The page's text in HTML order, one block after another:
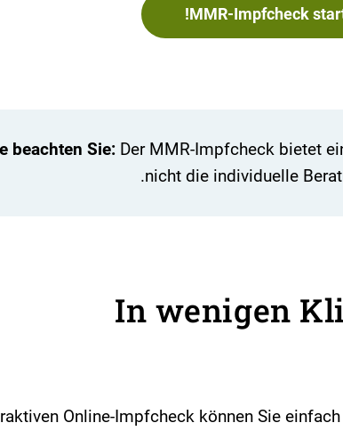
MMR-Impfcheck
beachten Sie: Der MMR-Impfcheck bietet
nicht die individuelle
In wenigen
Online-Impfcheck können Sie